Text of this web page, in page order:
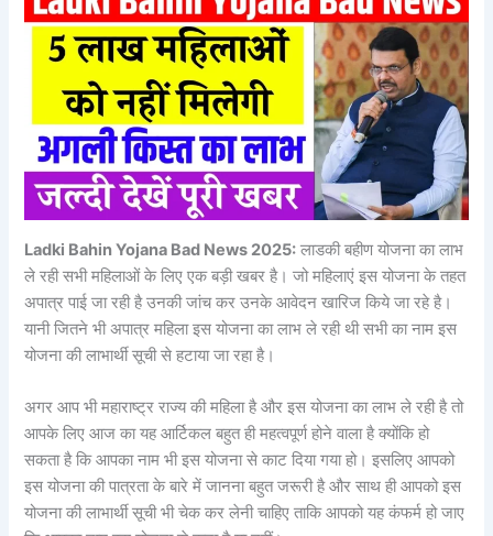
Ladki Bahin Yojana Bad News 2025: लाडकी बहीण योजना का लाभ
ले रही सभी महिलाओं के लिए एक बड़ी खबर है। जो महिलाएं इस योजना के तहत
अपात्र पाई जा रही है उनकी जांच कर उनके आवेदन खारिज किये जा रहे है।
यानी जितने भी अपात्र महिला इस योजना का लाभ ले रही थी सभी का नाम इस
योजना की लाभार्थी सूची से हटाया जा रहा है।
अगर आप भी महाराष्ट्र राज्य की महिला है और इस योजना का लाभ ले रही है तो
आपके लिए आज का यह आर्टिकल बहुत ही महत्वपूर्ण होने वाला है क्योंकि हो
सकता है कि आपका नाम भी इस योजना से काट दिया गया हो। इसलिए आपको
इस योजना की पात्रता के बारे में जानना बहुत जरूरी है और साथ ही आपको इस
योजना की लाभार्थी सूची भी चेक कर लेनी चाहिए ताकि आपको यह कंफर्म हो जाए